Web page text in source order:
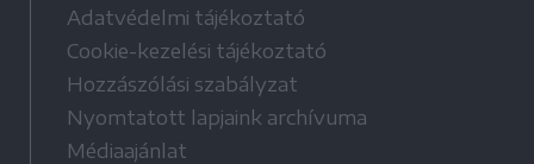
Adatvédelmi tájékoztató
Cookie-kezelési tájékoztató
Hozzászólási szabályzat
Nyomtatott lapjaink archívuma
Médiaajánlat